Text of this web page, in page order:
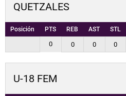
QUETZALES
Posición PTS REB AST STL
0 0 0 0
U-18 FEM